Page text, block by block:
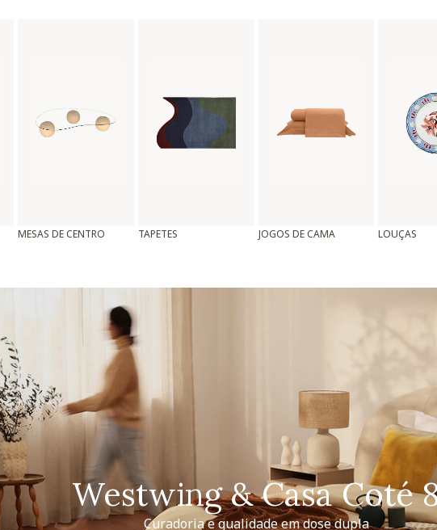
MESAS DE CENTRO TAPETES JOGOS DE CAMA LOUÇAS
Westwing & Casa Coté
Curadoria e qualidade em dose dupla